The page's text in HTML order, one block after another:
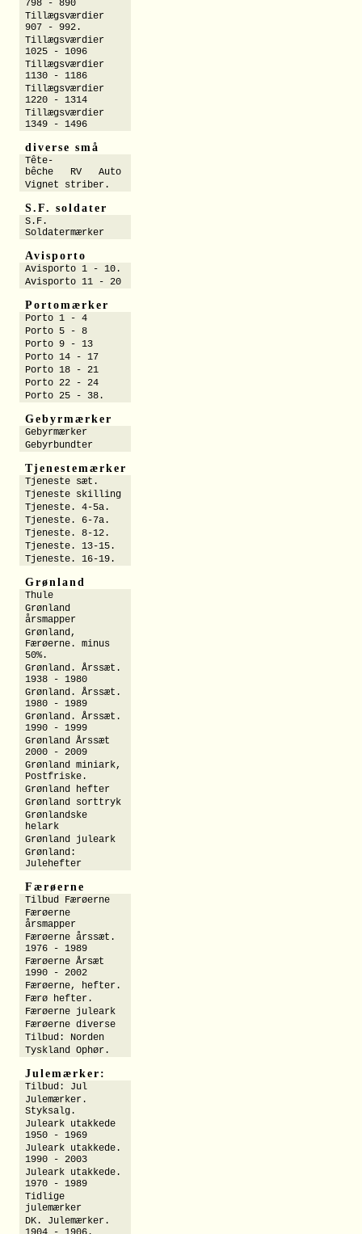
798 - 890
Tillægsværdier
907 - 992.
Tillægsværdier
1025 - 1096
Tillægsværdier
1130 - 1186
Tillægsværdier
1220 - 1314
Tillægsværdier
1349 - 1496
diverse små
Tête-
bêche RV Auto
Vignet striber.
S.F. soldater
S.F.
Soldatermærker
Avisporto
Avisporto 1 - 10.
Avisporto 11 - 20
Portomærker
Porto 1 - 4
Porto 5 - 8
Porto 9 - 13
Porto 14 - 17
Porto 18 - 21
Porto 22 - 24
Porto 25 - 38.
Gebyrmærker
Gebyrmærker
Gebyrbundter
Tjenestemærker
Tjeneste sæt.
Tjeneste skilling
Tjeneste. 4-5a.
Tjeneste. 6-7a.
Tjeneste. 8-12.
Tjeneste. 13-15.
Tjeneste. 16-19.
Grønland
Thule
Grønland
årsmapper
Grønland,
Færøerne. minus
50%.
Grønland. Årssæt.
1938 - 1980
Grønland. Årssæt.
1980 - 1989
Grønland. Årssæt.
1990 - 1999
Grønland Årssæt
2000 - 2009
Grønland miniark,
Postfriske.
Grønland hefter
Grønland sorttryk
Grønlandske
helark
Grønland juleark
Grønland:
Julehefter
Færøerne
Tilbud Færøerne
Færøerne
årsmapper
Færøerne årssæt.
1976 - 1989
Færøerne Årsæt
1990 - 2002
Færøerne, hefter.
Færø hefter.
Færøerne juleark
Færøerne diverse
Tilbud: Norden
Tyskland Ophør.
Julemærker:
Tilbud: Jul
Julemærker.
Styksalg.
Juleark utakkede
1950 - 1969
Juleark utakkede.
1990 - 2003
Juleark utakkede.
1970 - 1989
Tidlige
julemærker
DK. Julemærker.